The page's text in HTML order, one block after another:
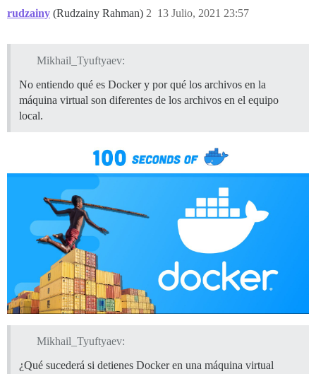
rudzainy (Rudzainy Rahman) 13 Julio, 2021 23:57
2
Mikhail_Tyuftyaev:
No entiendo qué es Docker y por qué los archivos en la
máquina virtual son diferentes de los archivos en el equipo
local.
Mikhail_Tyuftyaev:
¿Qué sucederá si detienes Docker en una máquina virtual